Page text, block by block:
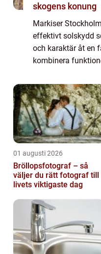
skogens konung
Markiser
effektivt solskydd
och karaktär åt en
kombinera
fastighet få ...
01 augusti 2026
Bröllopsfotograf – så
väljer du rätt fotograf till
livets viktigaste dag